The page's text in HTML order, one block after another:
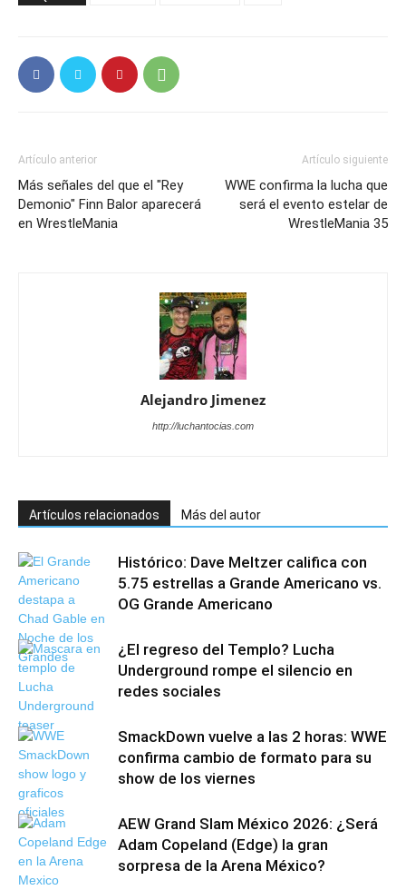
Artículo anterior
Más señales del que el "Rey
Demonio" Finn Balor aparecerá
en WrestleMania
Artículo siguiente
WWE confirma la lucha que
será el evento estelar de
WrestleMania 35
Alejandro Jimenez
http://luchantocias.com
Artículos relacionados Más del autor
Histórico: Dave Meltzer califica con
5.75 estrellas a Grande Americano vs.
OG Grande Americano
¿El regreso del Templo? Lucha
Underground rompe el silencio en
redes sociales
SmackDown vuelve a las 2 horas: WWE
confirma cambio de formato para su
show de los viernes
AEW Grand Slam México 2026: ¿Será
Adam Copeland (Edge) la gran
sorpresa de la Arena México?